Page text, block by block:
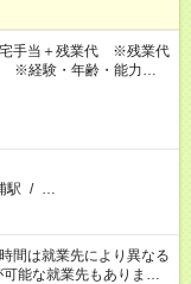
宅手当＋残業代 ※残業代
経験・年齢・能力等を
駅 / …
間は就業先により異なる